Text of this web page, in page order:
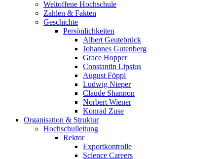
Weltoffene Hochschule
Zahlen & Fakten
Geschichte
Persönlichkeiten
Albert Geutebrück
Johannes Gutenberg
Grace Hopper
Constantin Lipsius
August Föppl
Ludwig Nieper
Claude Shannon
Norbert Wiener
Konrad Zuse
Organisation & Struktur
Hochschulleitung
Rektor
Exportkontrolle
Science Careers